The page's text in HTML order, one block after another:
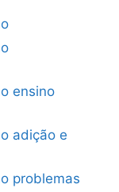
ensino
adição e
problemas